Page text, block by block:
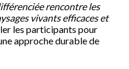
rencontre les
vivants efficaces et
les participants pour
approche durable de